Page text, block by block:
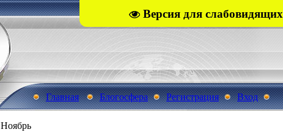
Версия для слабовидящих
Главная Блогосфера Регистрация
Вход
Ноябрь